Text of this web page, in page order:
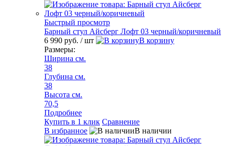
Быстрый просмотр
Барный стул Айсберг Лофт 03 черный/коричневый
6 990 руб. / шт
В корзину
Размеры:
Ширина см.
38
Глубина см.
38
Высота см.
70,5
Подробнее
Купить в 1 клик Сравнение
В избранное
В наличии